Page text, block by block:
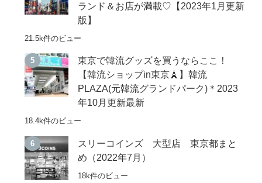
ランド＆お店が満載♡【2023年1月更新
版】
21.5k件のビュー
東京で韓流グッズを買うならここ！
【韓流ショップin東京🗼】韓流
PLAZA(元韓流グランドパーク)＊2023
年10月更新最新
18.4k件のビュー
スリーコインズ 大型店 東京都まと
め（2022年7月）
18k件のビュー